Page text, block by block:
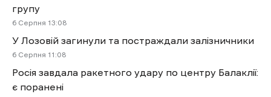
групу
6 Cерпня 13:08
У Лозовій загинули та постраждали залізничники
6 Cерпня 11:08
Росія завдала ракетного удару по центру Балаклії:
є поранені